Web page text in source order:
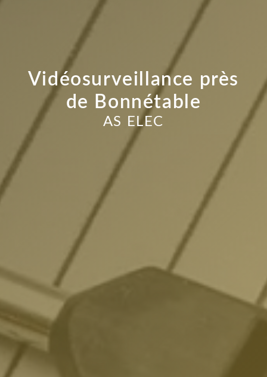
Vidéosurveillance près
de Bonnétable
AS ELEC